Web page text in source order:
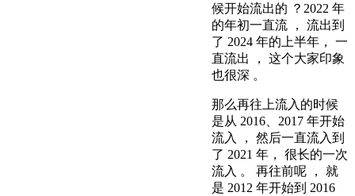
候开始流出的 ？2022 年
的年初一直流 ， 流出到
了 2024 年的上半年， 一
直流出 ， 这个大家印象
也很深 。
那么再往上流入的时候
是从 2016、2017 年开始
流入 ， 然后一直流入到
了 2021 年， 很长的一次
流入 。 再往前呢 ， 就
是 2012 年开始到 2016